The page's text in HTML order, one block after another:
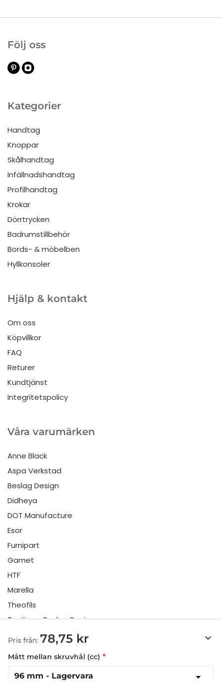
Pris från: 78,75 kr keyboard_arrow_down
Mått mellan skruvhål (cc)
Kategorier
Handtag
Knoppar
Skålhandtag
Infällnadshandtag
Profilhandtag
Krokar
Dörrtrycken
Badrumstillbehör
Bords- & möbelben
Hyllkonsoler
Hjälp & kontakt
Om oss
Köpvillkor
FAQ
Returer
Kundtjänst
Integritetspolicy
Våra varumärken
Anne Black
Aspa Verkstad
Beslag Design
Didheya
DOT Manufacture
Esor
Furnipart
Gamet
HTF
Marella
Theofils
Toniton x Beslag Design
Twentytwo
Viefe
Följ oss